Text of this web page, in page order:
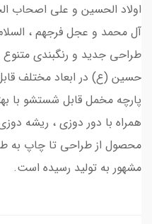
اولاد الحسين و علي اصحاب
آل محمد و عجل فرجهم ،
طراحی جدید و رنگبندی
حسین (ع) در ابعاد مختلف
پارچه مخمل قابل شستشو با
همراه با دور دوزی ، ریشه
محصول از طراحی تا چاپ به
مشهور به تولید رسیده است.